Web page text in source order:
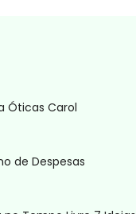
Óticas Carol
de Despesas